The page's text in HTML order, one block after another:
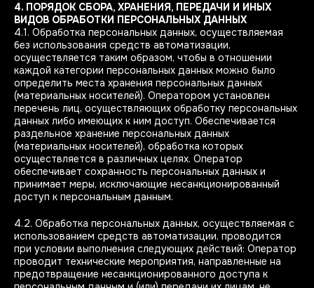
4. ПОРЯДОК СБОРА, ХРАНЕНИЯ, ПЕРЕДАЧИ И ИНЫХ
ВИДОВ ОБРАБОТКИ ПЕРСОНАЛЬНЫХ ДАННЫХ
4.1. Обработка персональных данных, осуществляемая
без использования средств автоматизации,
осуществляется таким образом, чтобы в отношении
каждой категории персональных данных можно было
определить места хранения персональных данных
(материальных носителей). Оператором установлен
перечень лиц, осуществляющих обработку персональных
данных либо имеющих к ним доступ. Обеспечивается
раздельное хранение персональных данных
(материальных носителей), обработка которых
осуществляется в различных целях. Оператор
обеспечивает сохранность персональных данных и
принимает меры, исключающие несанкционированный
доступ к персональным данным.
4.2. Обработка персональных данных, осуществляемая с
использованием средств автоматизации, проводится
при условии выполнения следующих действий: Оператор
проводит технические мероприятия, направленные на
предотвращение несанкционированного доступа к